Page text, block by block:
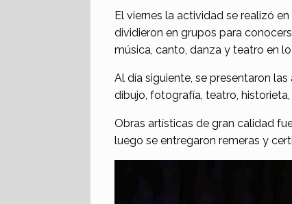
El viernes la actividad se realizó
dividieron en grupos para
música, canto, danza y teatro en
Al día siguiente, se presentaron
dibujo, fotografía, teatro,
Obras artísticas de gran calidad
luego se entregaron remeras y